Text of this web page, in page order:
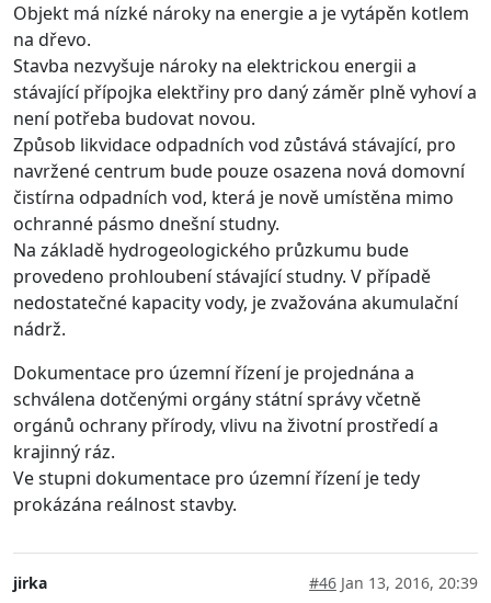
Objekt má nízké nároky na energie a je vytápěn kotlem
na dřevo.
Stavba nezvyšuje nároky na elektrickou energii a
stávající přípojka elektřiny pro daný záměr plně vyhoví a
není potřeba budovat novou.
Způsob likvidace odpadních vod zůstává stávající, pro
navržené centrum bude pouze osazena nová domovní
čistírna odpadních vod, která je nově umístěna mimo
ochranné pásmo dnešní studny.
Na základě hydrogeologického průzkumu bude
provedeno prohloubení stávající studny. V případě
nedostatečné kapacity vody, je zvažována akumulační
nádrž.
Dokumentace pro územní řízení je projednána a
schválena dotčenými orgány státní správy včetně
orgánů ochrany přírody, vlivu na životní prostředí a
krajinný ráz.
Ve stupni dokumentace pro územní řízení je tedy
prokázána reálnost stavby.
jirka #46 Jan 13, 2016, 20:39